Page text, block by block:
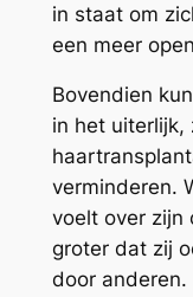
in staat om
een meer
Bovendien
in het uiterlijk,
verminderen.
voelt over zijn
groter dat zij
door anderen.